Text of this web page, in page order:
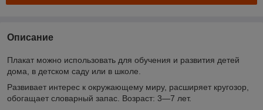
Описание
Плакат можно использовать для обучения и развития детей
дома, в детском саду или в школе.
Развивает интерес к окружающему миру, расширяет кругозор,
обогащает словарный запас. Возраст: 3—7 лет.